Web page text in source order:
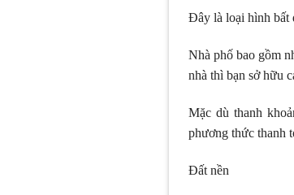
Đây là loại hình bất
Nhà phố bao gồm
nhà thì bạn sở hữu
Mặc dù thanh
phương thức thanh
Đất nền